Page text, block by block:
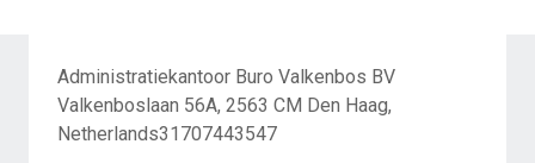
Administratiekantoor Buro Valkenbos BV
Valkenboslaan 56A, 2563 CM Den Haag,
Netherlands31707443547